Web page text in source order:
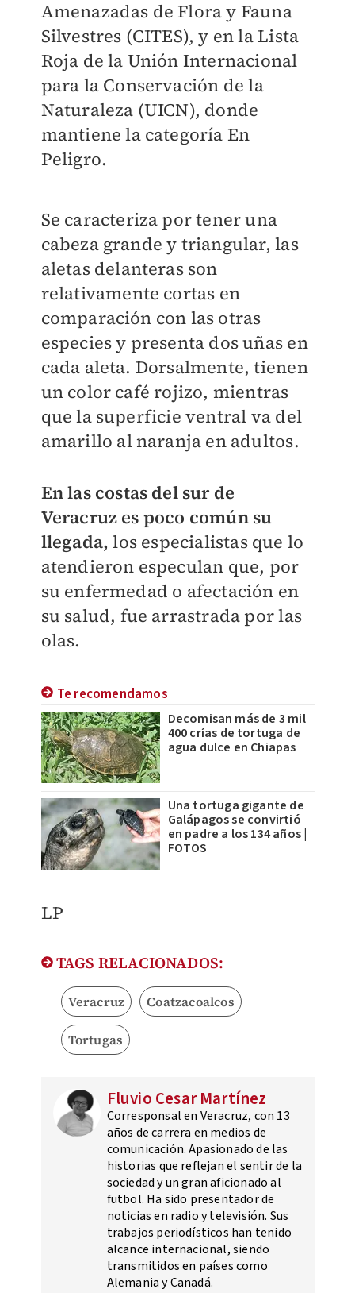
Amenazadas de Flora y Fauna
Silvestres (CITES), y en la Lista
Roja de la Unión Internacional
para la Conservación de la
Naturaleza (UICN), donde
mantiene la categoría En
Peligro.
Se caracteriza por tener una
cabeza grande y triangular, las
aletas delanteras son
relativamente cortas en
comparación con las otras
especies y presenta dos uñas en
cada aleta. Dorsalmente, tienen
un color café rojizo, mientras
que la superficie ventral va del
amarillo al naranja en adultos.
En las costas del sur de
Veracruz es poco común su
llegada,los especialistas que lo
atendieron especulan que, por
su enfermedad o afectación en
su salud, fue arrastrada por las
olas.
Te recomendamos
Decomisan más de 3 mil
400 crías de tortuga de
agua dulce en Chiapas
Una tortuga gigante de
Galápagos se convirtió
en padre a los 134 años |
FOTOS
LP
TAGS RELACIONADOS:
Veracruz Coatzacoalcos
Tortugas
Fluvio Cesar Martínez
Corresponsal en Veracruz, con 13
años de carrera en medios de
comunicación. Apasionado de las
historias que reflejan el sentir de la
sociedad y un gran aficionado al
futbol. Ha sido presentador de
noticias en radio y televisión. Sus
trabajos periodísticos han tenido
alcance internacional, siendo
transmitidos en países como
Alemania y Canadá.